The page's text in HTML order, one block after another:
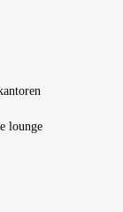
lounge